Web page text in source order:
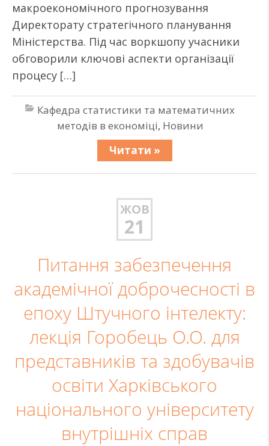
макроекономічного прогнозування
Директорату стратегічного планування
Міністерства. Під час воркшопу учасники
обговорили ключові аспекти організації
процесу […]
Кафедра статистики та математичних
методів в економіці, Новини
Читати »
ЖОВ
21
Питання забезпечення
академічної доброчесності в
епоху Штучного інтелекту:
лекція Горобець О.О. для
представників та здобувачів
освіти Харківського
національного університету
внутрішніх справ